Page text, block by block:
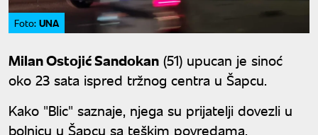
Foto: UNA
Milan Ostojić Sandokan (51) upucan je sinoć
oko 23 sata ispred tržnog centra u Šapcu.
Kako "Blic" saznaje, njega su prijatelji dovezli u
bolnicu u Šapcu sa teškim povredama.